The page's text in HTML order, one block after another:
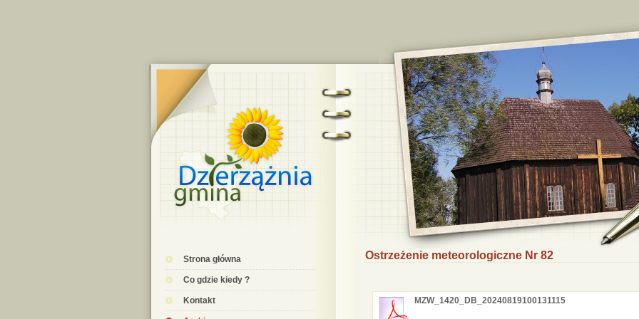
Strona główna
Co gdzie kiedy ?
Kontakt
Ostrzeżenie meteorologiczne Nr 82
MZW_1420_DB_20240819100131115